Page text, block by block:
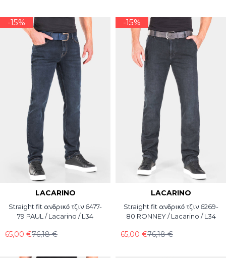
-15%
LACARINO
Straight fit ανδρικό τζιν 6477-
79 PAUL / Lacarino / L34
76,18 €
65,00 €
-15%
LACARINO
Straight fit ανδρικό τζιν 6269-
80 RONNEY / Lacarino / L34
76,18 €
65,00 €